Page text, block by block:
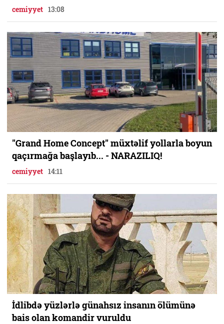
cemiyyet 13:08
"Grand Home Concept" müxtəlif yollarla boyun
qaçırmağa başlayıb... - NARAZILIQ!
cemiyyet 14:11
İdlibdə yüzlərlə günahsız insanın ölümünə
bais olan komandir vuruldu